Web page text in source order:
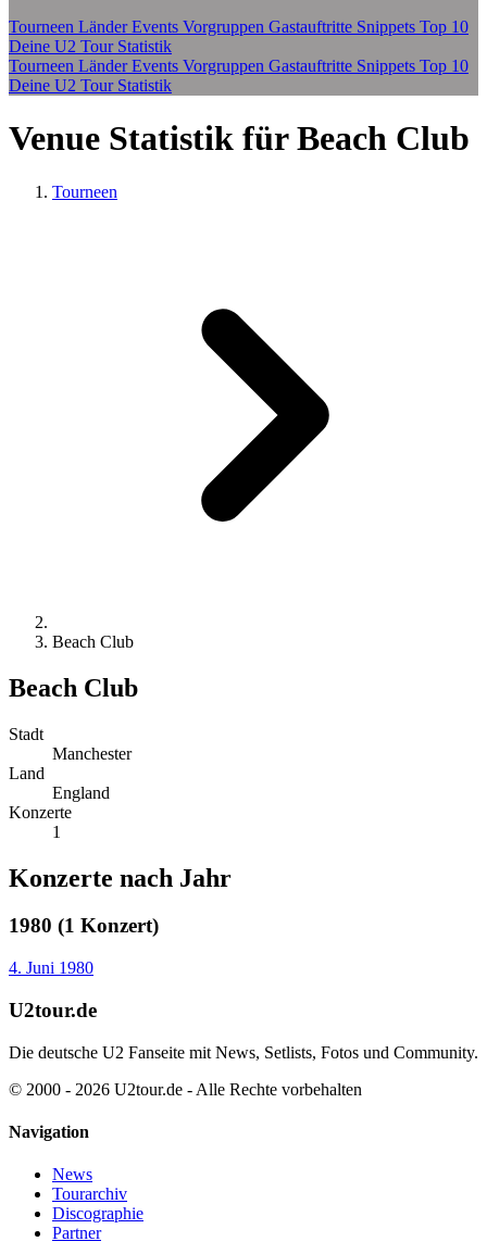
Tourneen LänderEvents Vorgruppen Gastauftritte Snippets Top 10
Deine U2 Tour Statistik
Tourneen LänderEvents Vorgruppen Gastauftritte Snippets Top 10
Deine U2 Tour Statistik
Venue Statistik für Beach Club
Tourneen
Beach Club
Beach Club
Stadt
Manchester
Land
England
Konzerte
1
Konzerte nach Jahr
1980 (1 Konzert)
4. Juni 1980
U2tour.de
Die deutsche U2 Fanseite mit News, Setlists, Fotos und Community.
© 2000 - 2026 U2tour.de - Alle Rechte vorbehalten
Navigation
News
Tourarchiv
Discographie
Partner